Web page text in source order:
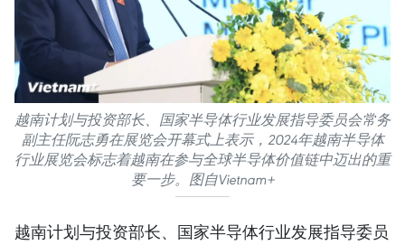
越南计划与投资部长、国家半导体行业发展指导委员会常务
副主任阮志勇在展览会开幕式上表示，2024年越南半导体
行业展览会标志着越南在参与全球半导体价值链中迈出的重
要一步。图自Vietnam+
越南计划与投资部长、国家半导体行业发展指导委员